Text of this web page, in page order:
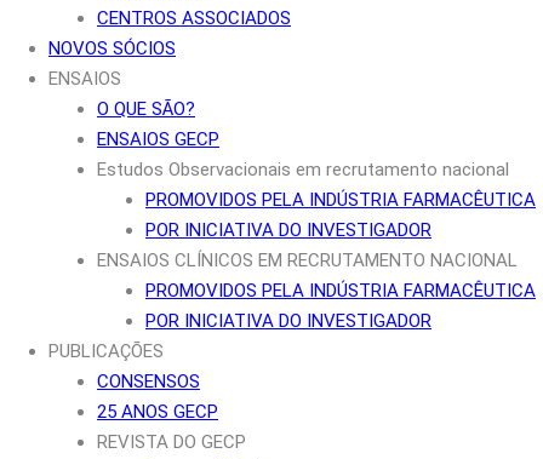
CENTROS ASSOCIADOS
NOVOS SÓCIOS
ENSAIOS
O QUE SÃO?
ENSAIOS GECP
Estudos Observacionais em recrutamento nacional
PROMOVIDOS PELA INDÚSTRIA FARMACÊUTICA
POR INICIATIVA DO INVESTIGADOR
ENSAIOS CLÍNICOS EM RECRUTAMENTO NACIONAL
PROMOVIDOS PELA INDÚSTRIA FARMACÊUTICA
POR INICIATIVA DO INVESTIGADOR
PUBLICAÇÕES
CONSENSOS
25 ANOS GECP
REVISTA DO GECP